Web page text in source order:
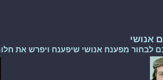
אנושי
לבחור מפענח אנושי שיפענח ויפרש את